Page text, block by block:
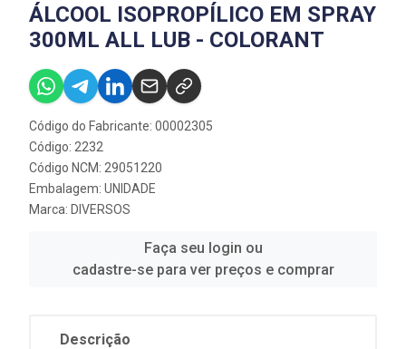
ÁLCOOL ISOPROPÍLICO EM SPRAY
300ML ALL LUB - COLORANT
Código do Fabricante: 00002305
Código: 2232
Código NCM: 29051220
Embalagem: UNIDADE
Marca: DIVERSOS
Faça seu login ou
cadastre-se para ver preços e comprar
Descrição